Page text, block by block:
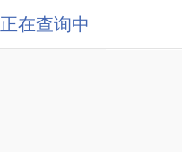
正在查询中